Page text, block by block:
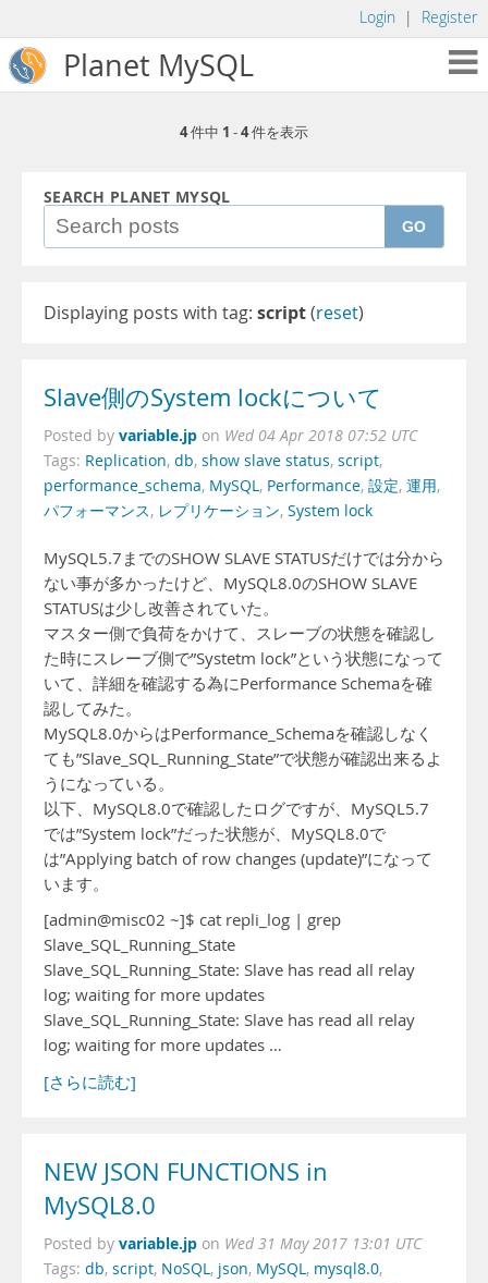
Login | Register
Planet MySQL
4件中 1 -4件を表示
SEARCH PLANET MYSQL
GO
Displaying posts with tag: script(reset)
Slave側のSystem lockについて
Posted by variable.jp on Wed 04 Apr 2018 07:52 UTC
Tags: Replication, db, show slave status, script,
performance_schema, MySQL, Performance, 設定, 運用,
パフォーマンス, レプリケーション, System lock
MySQL5.7までのSHOW SLAVE STATUSだけでは分から
ない事が多かったけど、MySQL8.0のSHOW SLAVE
STATUSは少し改善されていた。
マスター側で負荷をかけて、スレーブの状態を確認し
た時にスレーブ側で”Systetm lock”という状態になって
いて、詳細を確認する為にPerformance Schemaを確
認してみた。
MySQL8.0からはPerformance_Schemaを確認しなく
ても”Slave_SQL_Running_State”で状態が確認出来るよ
うになっている。
以下、MySQL8.0で確認したログですが、MySQL5.7
では”System lock”だった状態が、MySQL8.0で
は”Applying batch of row changes (update)”になって
います。
[admin@misc02 ~]$ cat repli_log | grep
Slave_SQL_Running_State
Slave_SQL_Running_State: Slave has read all relay
log; waiting for more updates
Slave_SQL_Running_State: Slave has read all relay
log; waiting for more updates …
[さらに読む]
NEW JSON FUNCTIONS in
MySQL8.0
Posted by variable.jp on Wed 31 May 2017 13:01 UTC
Tags: db, script, NoSQL, json, MySQL, mysql8.0,